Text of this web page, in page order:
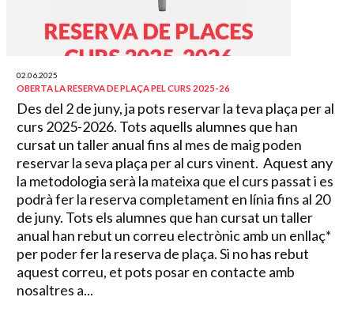
02.06.2025
OBERTA LA RESERVA DE PLAÇA PEL CURS 2025-26
Des del 2 de juny, ja pots reservar la teva plaça per al
curs 2025-2026. Tots aquells alumnes que han
cursat un taller anual fins al mes de maig poden
reservar la seva plaça per al curs vinent. Aquest any
la metodologia serà la mateixa que el curs passat i es
podrà fer la reserva completament en línia fins al 20
de juny. Tots els alumnes que han cursat un taller
anual han rebut un correu electrònic amb un enllaç*
per poder fer la reserva de plaça. Si no has rebut
aquest correu, et pots posar en contacte amb
nosaltres a...